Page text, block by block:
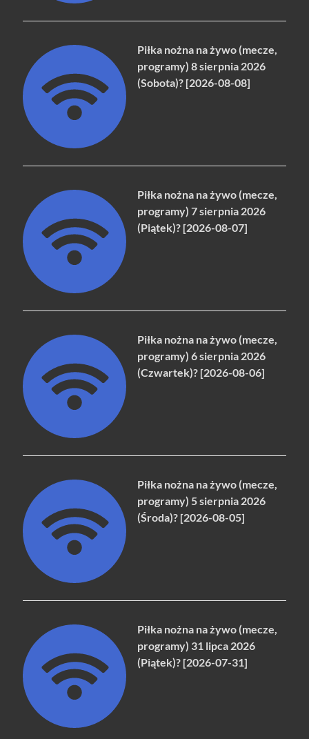
Piłka nożna na żywo (mecze,
programy) 8 sierpnia 2026
(Sobota)? [2026-08-08]
Piłka nożna na żywo (mecze,
programy) 7 sierpnia 2026
(Piątek)? [2026-08-07]
Piłka nożna na żywo (mecze,
programy) 6 sierpnia 2026
(Czwartek)? [2026-08-06]
Piłka nożna na żywo (mecze,
programy) 5 sierpnia 2026
(Środa)? [2026-08-05]
Piłka nożna na żywo (mecze,
programy) 31 lipca 2026
(Piątek)? [2026-07-31]